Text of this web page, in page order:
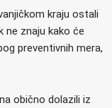
kraju ostali
ne znaju kako će
preventivnih mera,
obično dolazili iz